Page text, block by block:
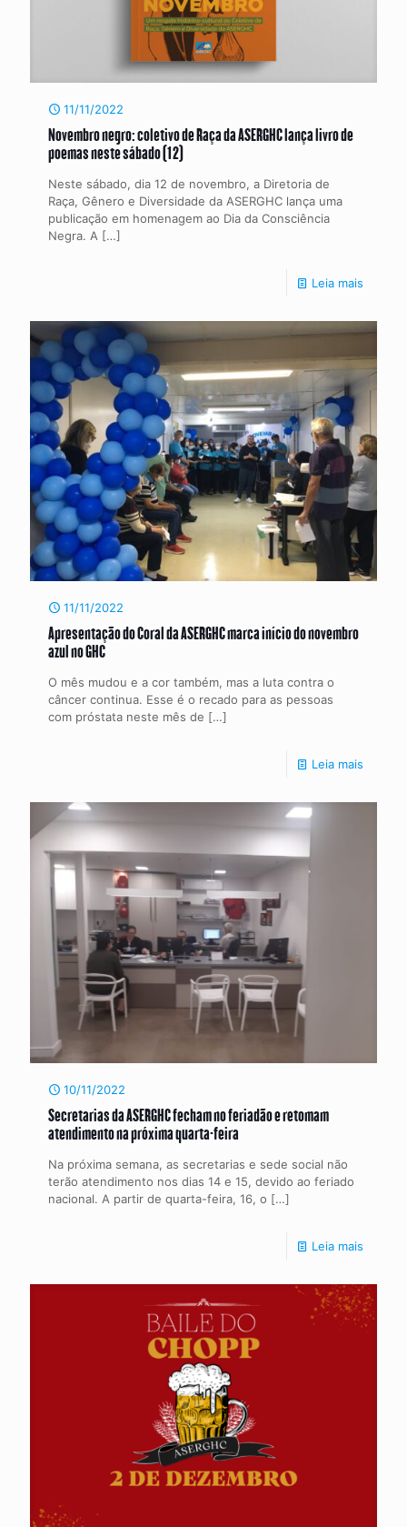
11/11/2022
Novembro negro: coletivo de Raça da ASERGHC lança livro de
poemas neste sábado (12)
Neste sábado, dia 12 de novembro, a Diretoria de
Raça, Gênero e Diversidade da ASERGHC lança uma
publicação em homenagem ao Dia da Consciência
Negra. A […]
Leia mais
11/11/2022
Apresentação do Coral da ASERGHC marca início do novembro
azul no GHC
O mês mudou e a cor também, mas a luta contra o
câncer continua. Esse é o recado para as pessoas
com próstata neste mês de […]
Leia mais
10/11/2022
Secretarias da ASERGHC fecham no feriadão e retomam
atendimento na próxima quarta-feira
Na próxima semana, as secretarias e sede social não
terão atendimento nos dias 14 e 15, devido ao feriado
nacional. A partir de quarta-feira, 16, o […]
Leia mais